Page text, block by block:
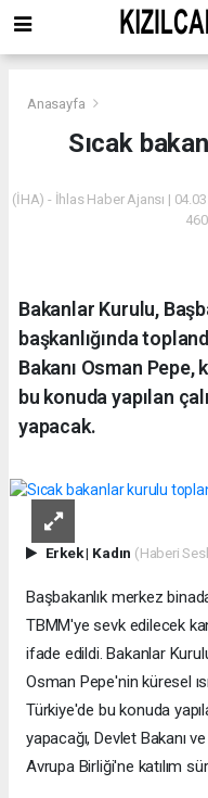
Anasayfa
Sıcak
(İHA) - İhlas Haber Ajansı |
Bakanlar Kurulu,
başkanlığında
Bakanı Osman Pepe,
bu konuda yapılan
yapacak.
Erkek| Kadın (Haberi
Başbakanlık merkez
TBMM'ye sevk edilecek
ifade edildi. Bakanlar
Osman Pepe'nin küresel
Türkiye'de bu konuda
yapacağı, Devlet Bakanı
Avrupa Birliği'ne katılım